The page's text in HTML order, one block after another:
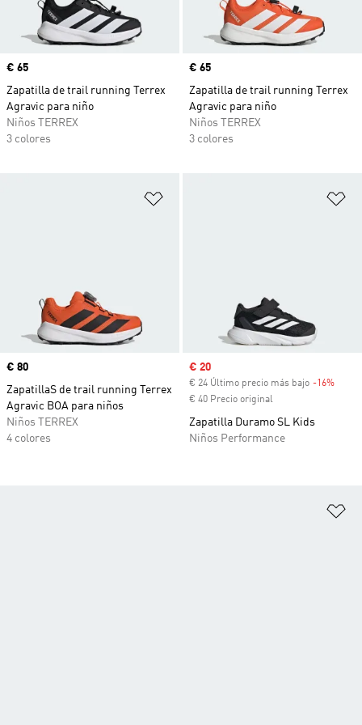
Precio
€ 65
Zapatilla de trail running Terrex
Agravic para niño
Niños TERREX
3 colores
Precio
€ 65
Zapatilla de trail running Terrex
Agravic para niño
Niños TERREX
3 colores
Precio
€ 80
ZapatillaS de trail running Terrex
Agravic BOA para niños
Niños TERREX
4 colores
Precio de venta
€ 20
€ 24 Último precio más bajo -16%
€ 40 Precio original
Zapatilla Duramo SL Kids
Niños Performance